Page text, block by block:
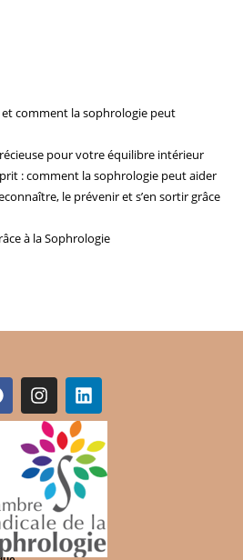
comment la sophrologie peut
pour votre équilibre intérieur
: comment la sophrologie peut aider
le prévenir et s’en sortir grâce
à la Sophrologie